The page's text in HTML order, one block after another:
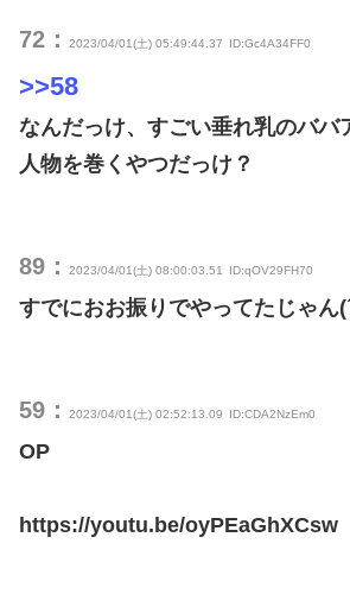
72： 2023/04/01(土) 05:49:44.37 ID:Gc4A34FF0
>>58
なんだっけ、すごい垂れ乳のババ
人物を巻くやつだっけ？
89： 2023/04/01(土) 08:00:03.51 ID:qOV29FH70
すでにおお振りでやってたじゃん
59： 2023/04/01(土) 02:52:13.09 ID:CDA2NzEm0
OP
https://youtu.be/oyPEaGhXCsw